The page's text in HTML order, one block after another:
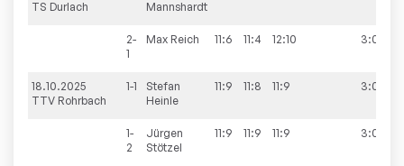
TS Durlach
Mannshardt
2-
1
Max Reich 11:6 11:4 12:10 3:0
18.10.2025
TTV Rohrbach
1-1
Stefan
Heinle
11:9 11:8 11:9 3:0
1-
2
Jürgen
Stötzel
11:9 11:9 11:9 3:0